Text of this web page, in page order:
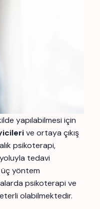
yapılabilmesi için
ve ortaya çıkış
psikoterapi,
tedavi
yöntem
psikoterapi ve
olabilmektedir.